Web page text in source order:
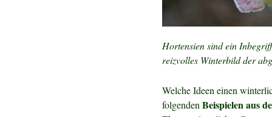
Welche Ideen einen
folgenden Beispielen aus
Hortensien sind ein
reizvolles Winterbild der